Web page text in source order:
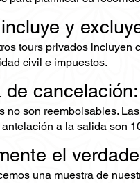
y
tours privados incluyen
civil e impuestos.
de cancelación:
no son reembolsables.
a la salida son
el
una muestra de